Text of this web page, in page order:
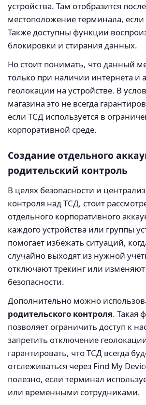
устройства. Там отобразится
местоположение терминала,
Также доступны функции
блокировки и стирания данных.
Но стоит понимать, что данный
только при наличии интернета и
геолокации на устройстве. В
магазина это не всегда
если ТСД используется в
корпоративной среде.
Создание отдельного
родительский контроль
В целях безопасности и
контроля над ТСД, стоит
отдельного корпоративного
каждого устройства или группы
помогает избежать ситуаций,
случайно выходят из нужной
отключают трекинг или
безопасности.
Дополнительно можно
родительского контроля. Такая
позволяет ограничить доступ к
запретить отключение
гарантировать, что ТСД всегда
отслеживаться через Find My
полезно, если терминал
или временными сотрудниками.